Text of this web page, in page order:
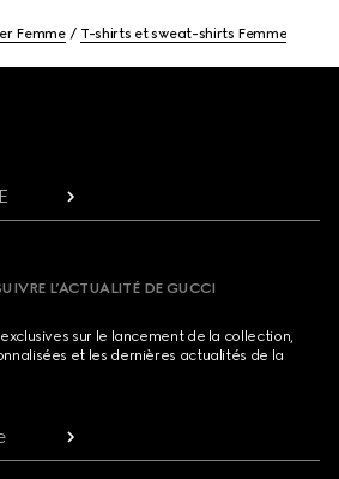
Femme T-shirts et sweat-shirts Femme
L’ACTUALITÉ DE GUCCI
sur le lancement de la collection,
et les dernières actualités de la